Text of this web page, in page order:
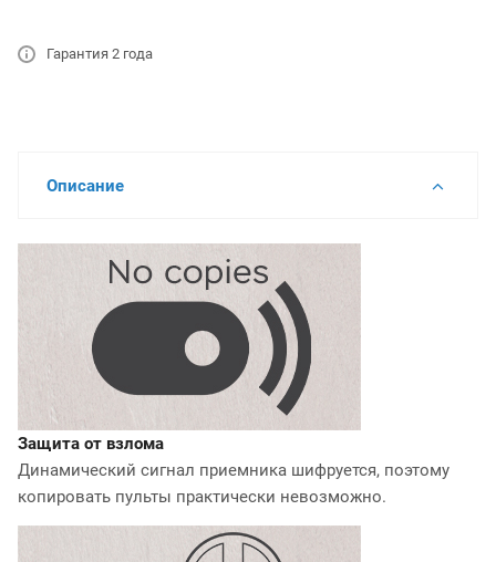
Гарантия 2 года
Описание
Защита от взлома
Динамический сигнал приемника шифруется, поэтому
копировать пульты практически невозможно.